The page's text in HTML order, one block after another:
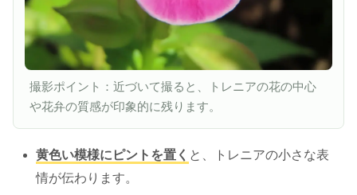
撮影ポイント：近づいて撮ると、トレニアの花の中心
や花弁の質感が印象的に残ります。
黄色い模様にピントを置く と、トレニアの小さな表
情が伝わります。